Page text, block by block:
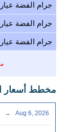
جرام الفضة عيار 92.5 - 925 (فضة استرليني)
جرام الفضة عيار 90 - 900 (عملة فضية)
جرام الفضة عيار 80 - 800 (مجوهرات فضية)
مخطط أسعار
→ Aug 6, 2026